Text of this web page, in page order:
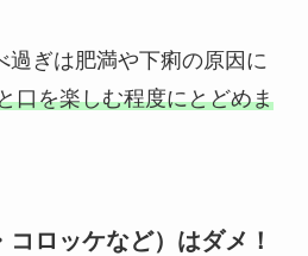
過ぎは肥満や下痢の原因に
口を楽しむ程度にとどめま
ロッケなど）はダメ！